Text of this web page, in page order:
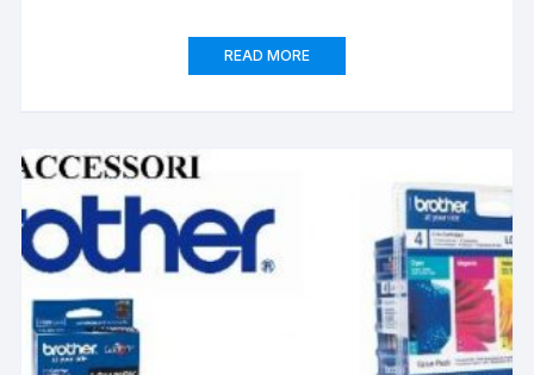
READ MORE